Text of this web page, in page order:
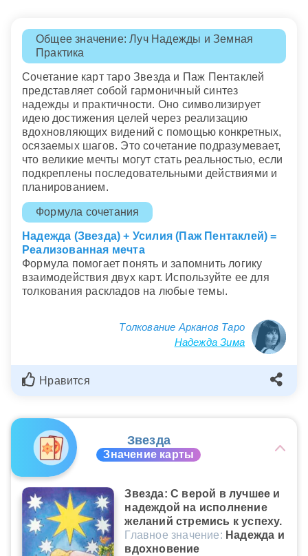
Общее значение: Луч Надежды и Земная
Практика
Сочетание карт таро Звезда и Паж Пентаклей
представляет собой гармоничный синтез
надежды и практичности. Оно символизирует
идею достижения целей через реализацию
вдохновляющих видений с помощью конкретных,
осязаемых шагов. Это сочетание подразумевает,
что великие мечты могут стать реальностью, если
подкреплены последовательными действиями и
планированием.
Формула сочетания
Надежда (Звезда) + Усилия (Паж Пентаклей) =
Реализованная мечта
Формула помогает понять и запомнить логику
взаимодействия двух карт. Используйте ее для
толкования раскладов на любые темы.
Толкование Арканов Таро
Надежда Зима
Нравится
Звезда
Значение карты
Звезда: С верой в лучшее и
надеждой на исполнение
желаний стремись к успеху.
Главное значение: Надежда и
вдохновение